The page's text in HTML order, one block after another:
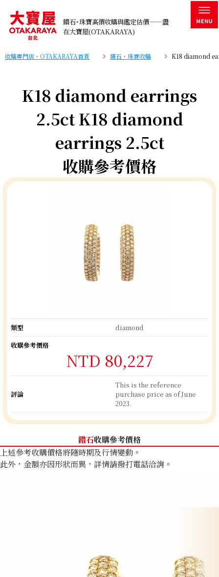
鑽石･珠寶高價收購與鑑定估價——盡
在大寶屋(OTAKARAYA)
收購專門店・OTAKARAYA首頁 鑽石・珠寶收購 K18 diamond
K18 diamond earrings
2.5ct K18 diamond
earrings 2.5ct
收購參考價格
類型
diamond
收購參考價格
NTD 80,227
評論
This is the reference
purchase price as of June
2023.
鑽石收購參考價格
上述參考收購價格將隨時期及行情變動。
此外，金額亦因形狀而異，詳情請撥打電話洽詢。